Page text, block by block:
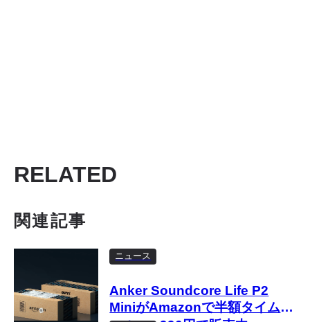
RELATED
関連記事
ニュース
Anker Soundcore Life P2
MiniがAmazonで半額タイムセ